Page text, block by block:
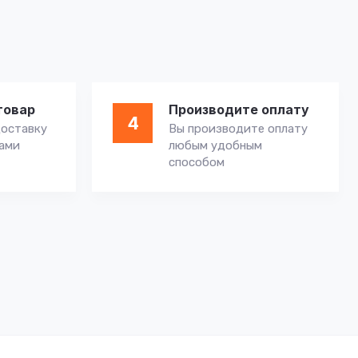
4
Производите оплату
Вы производите оплату
любым удобным
способом